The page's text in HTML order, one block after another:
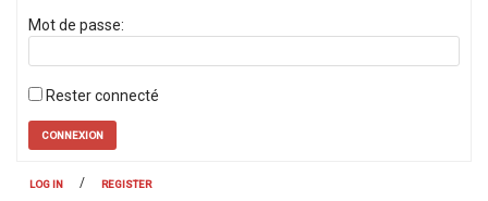
Mot de passe:
Rester connecté
CONNEXION
LOG IN / REGISTER